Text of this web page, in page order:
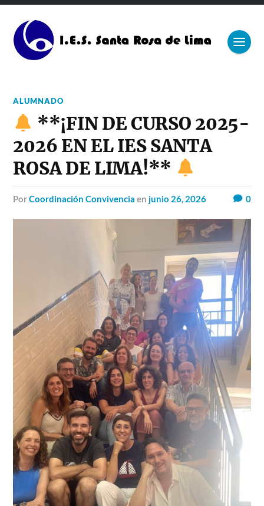
ALUMNADO
**¡FIN DE CURSO 2025-
2026 EN EL IES SANTA
ROSA DE LIMA!**
porCoordinación Convivencia en junio 26, 2026 0